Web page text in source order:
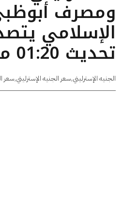
ومصرف
الإسلامي
تحديث 01:20 مساءًا
الجنيه الإسترليني,سعر الجنيه الإسترليني,سعر